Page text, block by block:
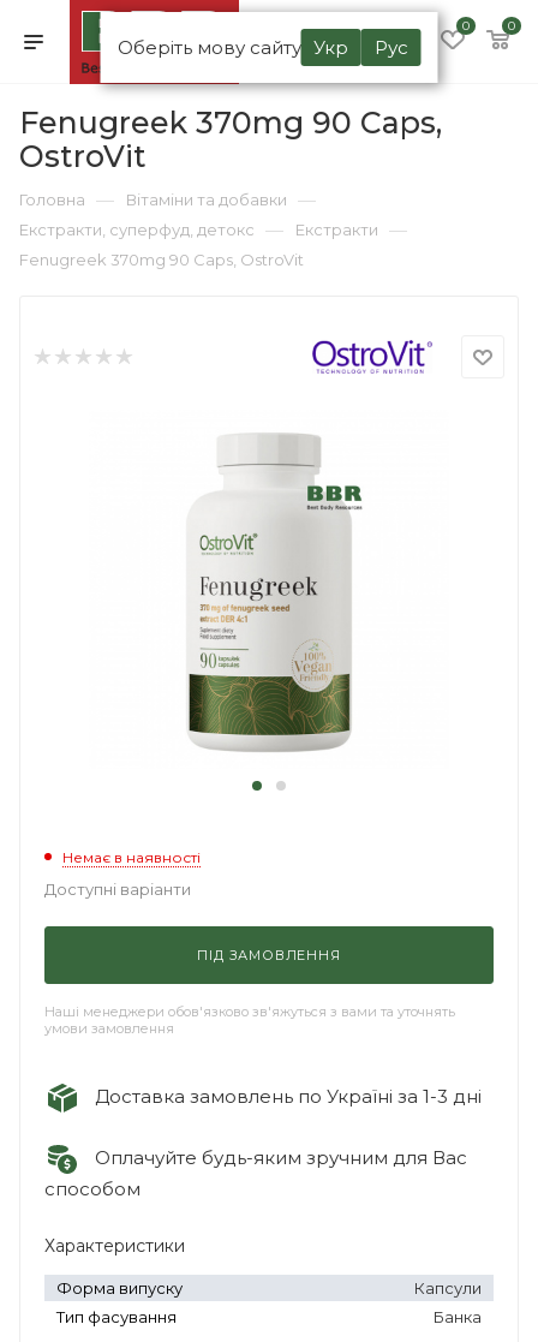
Оберіть мову сайту Укр Рус
0 0
Fenugreek 370mg 90 Caps,
OstroVit
Головна — Вітаміни та добавки —
Екстракти, суперфуд, детокс — Екстракти —
Fenugreek 370mg 90 Caps, OstroVit
Немає в наявності
Доступні варіанти
ПІД ЗАМОВЛЕННЯ
Наші менеджери обов'язково зв'яжуться з вами та уточнять
умови замовлення
Доставка замовлень по Україні за 1-3 дні
Оплачуйте будь-яким зручним для Вас
способом
Характеристики
Форма випуску
Капсули
Тип фасування
Банка